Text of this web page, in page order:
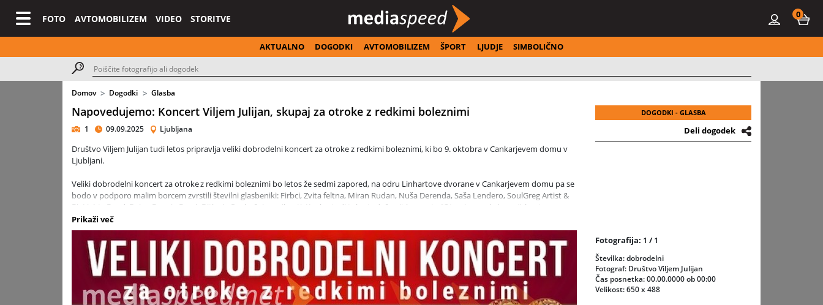
FOTO AVTOMOBILIZEM VIDEO STORITVE 0
AKTUALNO DOGODKI AVTOMOBILIZEM ŠPORT LJUDJE SIMBOLIČNO
Domov Dogodki Glasba
Napovedujemo: Koncert Viljem Julijan, skupaj za otroke z redkimi boleznimi
1 09.09.2025 Ljubljana
Društvo Viljem Julijan tudi letos pripravlja veliki dobrodelni koncert za otroke z redkimi boleznimi, ki bo 9. oktobra v Cankarjevem domu v
Ljubljani.
Veliki dobrodelni koncert za otroke z redkimi boleznimi bo letos že sedmi zapored, na odru Linhartove dvorane v Cankarjevem domu pa se
bodo v podporo malim borcem zvrstili številni glasbeniki: Firbci, Zvita feltna, Miran Rudan, Nuša Derenda, Saša Lendero, SoulGreg Artist &
BigLights Band, Dejan Dogaja Band, Ditka in Poskočni muzikanti. Ker bo tudi tokrat rdeča nit koncerta “Otroci za male borce”, bosta na
dogodku nastopila tudi Mladinski pevski zbor Glasbene matice Ljubljana in Mladinski pevski zbor OŠ narodnega heroja Maksa Pečarja.
"Koncert Viljem Julijan je neprecenljiva zapuščina najinega fantka Viljema Julijana, ki je s svojo borbo s smrtonosno redko boleznijo dal glas
in obraz vsem otrokom z redkimi boleznimi," pravi Gregor Bezenšek ml. – SoulGreg Artist, ustanovitelj Društva Viljem Julijan in organizator
koncerta. "Redke bolezni so žal večinoma izredno hude, krute in neozdravljive ter doživljenjske bolezni, zato vas z vsem srcem vabimo na
naš dobrodelni koncert, kjer bomo malim borcem podali našo podporo, ljubezen in vzpodbudo. Tudi tokrat bo koncert mogočen glas
ljubezni, sočutja in srčnosti."
Prikaži več
DOGODKI - GLASBA
Deli dogodek
Fotografija: 1 /1
Številka: dobrodelni
Fotograf: Društvo Viljem Julijan
Čas posnetka: 00.00.0000 ob 00:00
Velikost: 650 x 488